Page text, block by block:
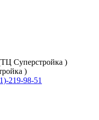
Суперстройка )
)
219-98-51